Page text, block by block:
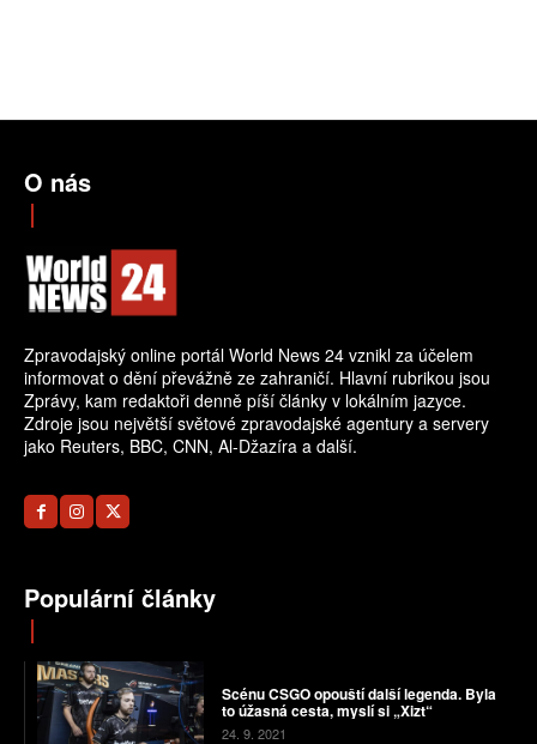
O nás
Zpravodajský online portál World News 24 vznikl za účelem
informovat o dění převážně ze zahraničí. Hlavní rubrikou jsou
Zprávy, kam redaktoři denně píší články v lokálním jazyce.
Zdroje jsou největší světové zpravodajské agentury a servery
jako Reuters, BBC, CNN, Al-Džazíra a další.
Populární články
Scénu CSGO opouští další legenda. Byla
to úžasná cesta, myslí si „Xizt“
24. 9. 2021